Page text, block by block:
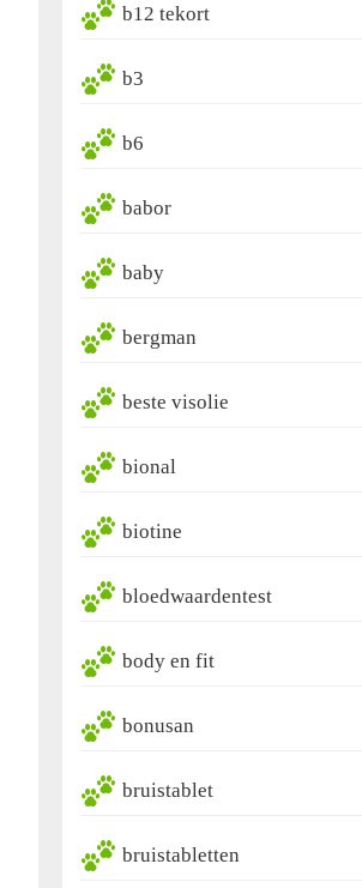
b12 tekort
b3
b6
babor
baby
bergman
beste visolie
bional
biotine
bloedwaardentest
body en fit
bonusan
bruistablet
bruistabletten